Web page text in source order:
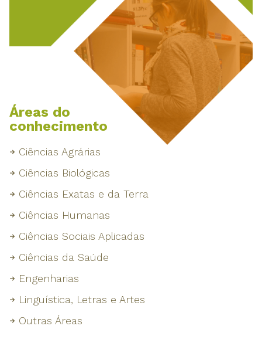
Áreas do
conhecimento
Ciências Agrárias
Ciências Biológicas
Ciências Exatas e da Terra
Ciências Humanas
Ciências Sociais Aplicadas
Ciências da Saúde
Engenharias
Linguística, Letras e Artes
Outras Áreas